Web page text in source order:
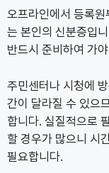
오프라인에서 등록
는 본인의 신분증입
반드시 준비하여 가
주민센터나 시청에
간이 달라질 수 있으
합니다. 실질적으로
할 경우가 많으니 시
필요합니다.